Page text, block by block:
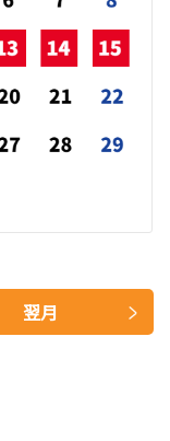
翌月